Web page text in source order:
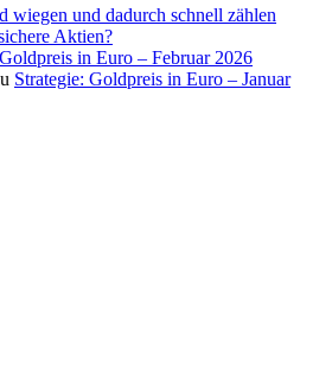
wiegen und dadurch schnell zählen
Aktien?
in Euro – Februar 2026
Strategie: Goldpreis in Euro – Januar